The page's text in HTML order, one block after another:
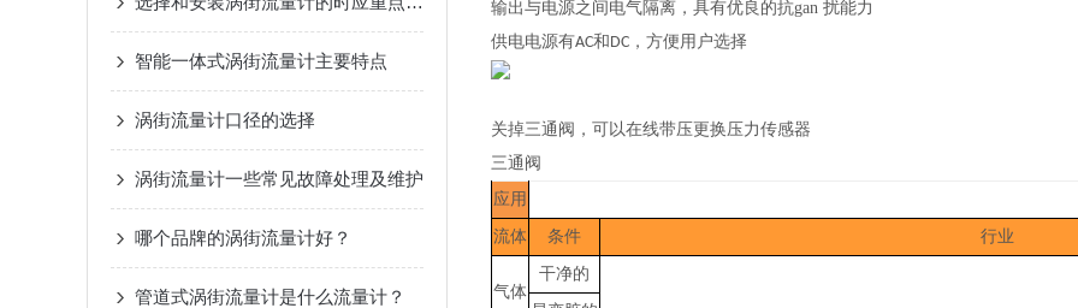
智能一体式涡街流量计主要特点
涡街流量计口径的选择
涡街流量计一些常见故障处理及维护
哪个品牌的涡街流量计好？
管道式涡街流量计是什么流量计？
输出与电源之间电气隔离，具有优良的抗gan 扰能力
供电电源有AC和 DC ，方便用户选择
关掉三通阀，可以在线带压更换压力传感器
三通阀
应用
流体 条件 行业
气体
干净的